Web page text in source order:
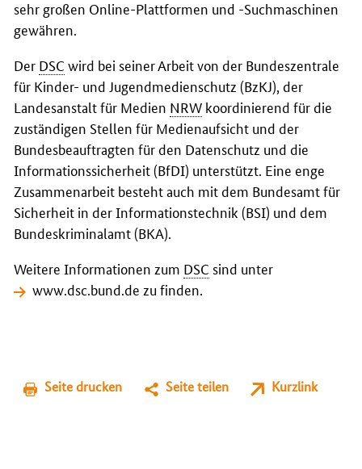
sehr großen Online-Plattformen und -Suchmaschinen
gewähren.
Der DSC wird bei seiner Arbeit von der Bundeszentrale
für Kinder- und Jugendmedienschutz (BzKJ), der
Landesanstalt für Medien NRW koordinierend für die
zuständigen Stellen für Medienaufsicht und der
Bundesbeauftragten für den Datenschutz und die
Informationssicherheit (BfDI) unterstützt. Eine enge
Zusammenarbeit besteht auch mit dem Bundesamt für
Sicherheit in der Informationstechnik (BSI) und dem
Bundeskriminalamt (BKA).
Weitere Informationen zum DSC sind unter
www.dsc.bund.de zu finden.
Seite drucken Seite teilen Kurzlink